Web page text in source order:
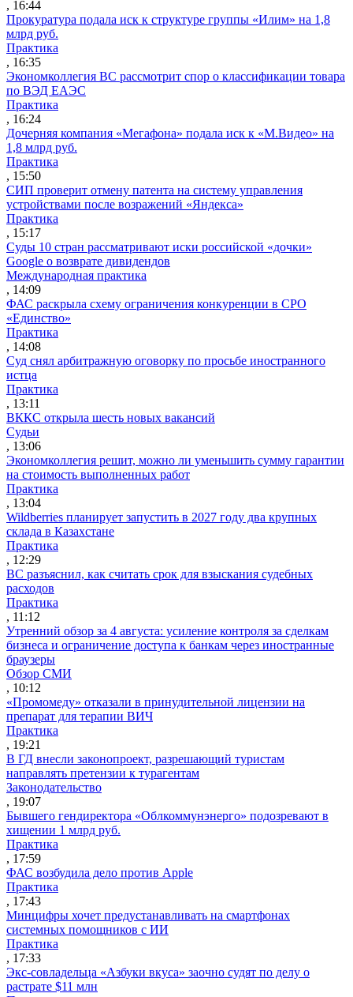
, 16:44
Прокуратура подала иск к структуре группы «Илим» на 1,8
млрд руб.
Практика
, 16:35
Экономколлегия ВС рассмотрит спор о классификации товара
по ВЭД ЕАЭС
Практика
, 16:24
Дочерняя компания «Мегафона» подала иск к «М.Видео» на
1,8 млрд руб.
Практика
, 15:50
СИП проверит отмену патента на систему управления
устройствами после возражений «Яндекса»
Практика
, 15:17
Суды 10 стран рассматривают иски российской «дочки»
Google о возврате дивидендов
Международная практика
, 14:09
ФАС раскрыла схему ограничения конкуренции в СРО
«Единство»
Практика
, 14:08
Суд снял арбитражную оговорку по просьбе иностранного
истца
Практика
, 13:11
ВККС открыла шесть новых вакансий
Судьи
, 13:06
Экономколлегия решит, можно ли уменьшить сумму гарантии
на стоимость выполненных работ
Практика
, 13:04
Wildberries планирует запустить в 2027 году два крупных
склада в Казахстане
Практика
, 12:29
ВС разъяснил, как считать срок для взыскания судебных
расходов
Практика
, 11:12
Утренний обзор за 4 августа: усиление контроля за сделкам
бизнеса и ограничение доступа к банкам через иностранные
браузеры
Обзор СМИ
, 10:12
«Промомеду» отказали в принудительной лицензии на
препарат для терапии ВИЧ
Практика
, 19:21
В ГД внесли законопроект, разрешающий туристам
направлять претензии к турагентам
Законодательство
, 19:07
Бывшего гендиректора «Облкоммунэнерго» подозревают в
хищении 1 млрд руб.
Практика
, 17:59
ФАС возбудила дело против Apple
Практика
, 17:43
Минцифры хочет предустанавливать на смартфонах
системных помощников с ИИ
Практика
, 17:33
Экс-совладельца «Азбуки вкуса» заочно судят по делу о
растрате $11 млн